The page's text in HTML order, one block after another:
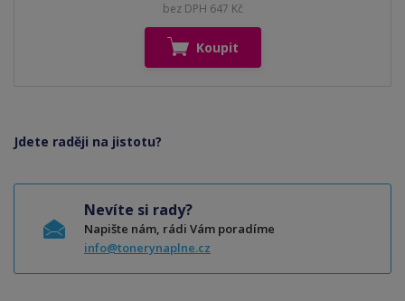
bez DPH 647 Kč
Koupit
Jdete raději na jistotu?
Nevíte si rady?
Napište nám, rádi Vám poradíme
info@tonerynaplne.cz